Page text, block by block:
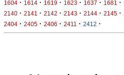
1604 · 1614 · 1619 · 1623 · 1637 · 1681 ·
2140 · 2141 · 2142 · 2143 · 2144 · 2145 ·
2404 · 2405 · 2406 · 2411 · 2412 ·